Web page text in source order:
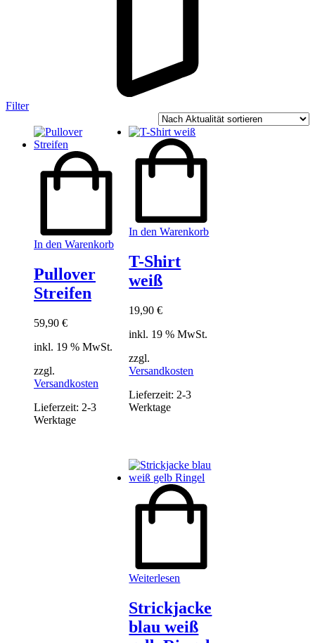
Filter
In den Warenkorb
Pullover
Streifen
59,90 €
inkl. 19 % MwSt.
zzgl.
Versandkosten
Lieferzeit: 2-3
Werktage
In den Warenkorb
T-Shirt
weiß
19,90€
inkl. 19 % MwSt.
zzgl.
Versandkosten
Lieferzeit: 2-3
Werktage
Weiterlesen
Strickjacke
blau weiß